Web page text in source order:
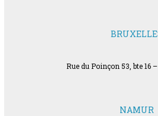
Rue du Poinçon 53, bte 16
NAMUR